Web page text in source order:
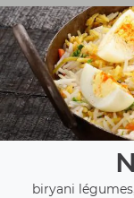
biryani